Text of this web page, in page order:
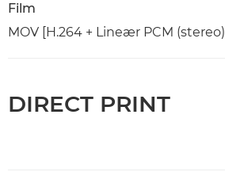
Film
MOV [H.264 + Lineær PCM (stereo)]
DIRECT PRINT